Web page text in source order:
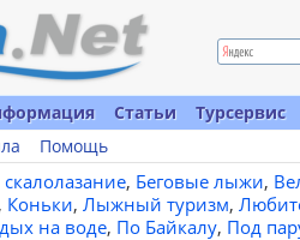
Статьи
Турсервис
Помощь
, Беговые лыжи,
Коньки, Лыжный туризм,
на воде, По Байкалу, Под